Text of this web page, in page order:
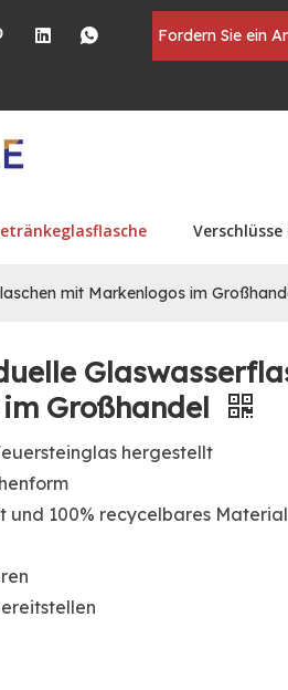
Fordern Sie ein
mit Markenlogos im
Großhandel
hergestellt
und 100% recycelbares Material